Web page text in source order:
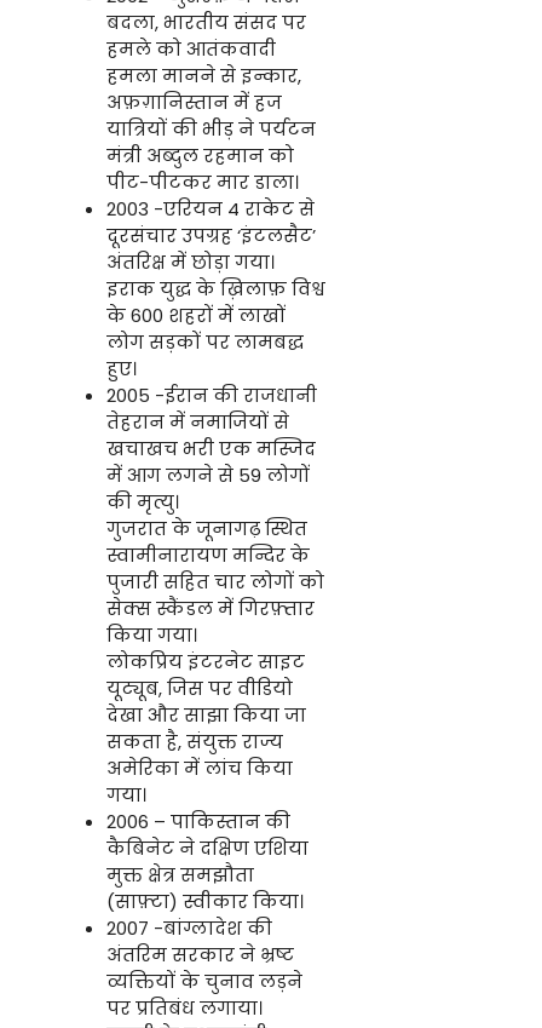
बदला, भारतीय संसद पर
हमले को आतंकवादी
हमला मानने से इन्कार,
अफ़ग़ानिस्तान में हज
यात्रियों की भीड़ ने पर्यटन
मंत्री अब्दुल रहमान को
पीट-पीटकर मार डाला।
2003 -एरियन 4 राकेट से
दूरसंचार उपग्रह ‘इंटलसैट’
अंतरिक्ष में छोड़ा गया।
इराक युद्ध के ख़िलाफ़ विश्व
के 600 शहरों में लाखों
लोग सड़कों पर लामबद्ध
हुए।
2005 -ईरान की राजधानी
तेहरान में नमाजियों से
खचाखच भरी एक मस्जिद
में आग लगने से 59 लोगों
की मृत्यु।
गुजरात के जूनागढ़ स्थित
स्वामीनारायण मन्दिर के
पुजारी सहित चार लोगों को
सेक्स स्कैंडल में गिरफ़्तार
किया गया।
लोकप्रिय इंटरनेट साइट
यूट्यूब, जिस पर वीडियो
देखा और साझा किया जा
सकता है, संयुक्त राज्य
अमेरिका में लांच किया
गया।
2006 – पाकिस्तान की
कैबिनेट ने दक्षिण एशिया
मुक्त क्षेत्र समझौता
(साफ़्टा) स्वीकार किया।
2007 -बांग्लादेश की
अंतरिम सरकार ने भ्रष्ट
व्यक्तियों के चुनाव लड़ने
पर प्रतिबंध लगाया।